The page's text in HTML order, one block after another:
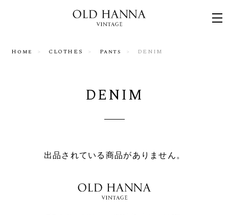
Home CLOTHES Pants DENIM
DENIM
出品されている商品がありません。